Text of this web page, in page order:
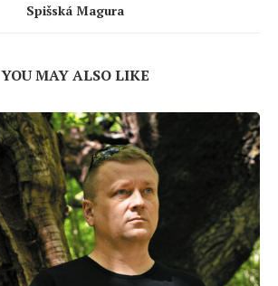
Spišská Magura
YOU MAY ALSO LIKE